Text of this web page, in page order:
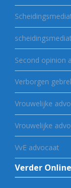
Second opinion
Verborgen
Vrouwelijke
Vrouwelijke
VvE advocaat
Verder Online